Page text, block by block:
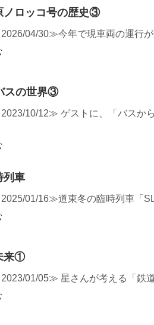
ノロッコ号の歴史③
04/30≫今年で現車両の運行
スの世界③
10/12≫ ゲストに、「バスか
列車
01/16≫道東冬の臨時列車「
来①
01/05≫ 星さんが考える「鉄